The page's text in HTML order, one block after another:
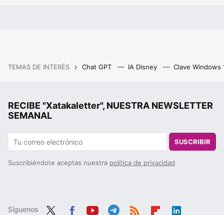
TEMAS DE INTERÉS Chat GPT IA Disney Clave Windows
RECIBE "Xatakaletter", NUESTRA NEWSLETTER
SEMANAL
SUSCRIBIR
Suscribiéndote aceptas nuestra política de privacidad
Síguenos